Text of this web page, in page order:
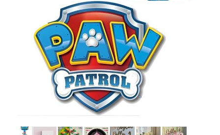
Doppelt antippen zum
vergrößern